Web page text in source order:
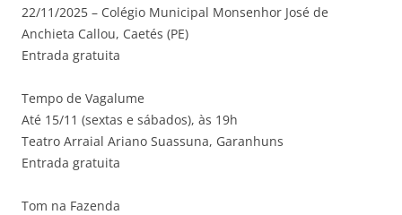
22/11/2025 – Colégio Municipal Monsenhor José de
Anchieta Callou, Caetés (PE)
Entrada gratuita
Tempo de Vagalume
Até 15/11 (sextas e sábados), às 19h
Teatro Arraial Ariano Suassuna, Garanhuns
Entrada gratuita
Tom na Fazenda